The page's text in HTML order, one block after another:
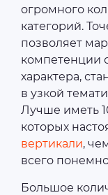
огромного
категорий.
позволяет
компетенции
характера,
в узкой
Лучше иметь
которых
вертикали,
всего
Большое